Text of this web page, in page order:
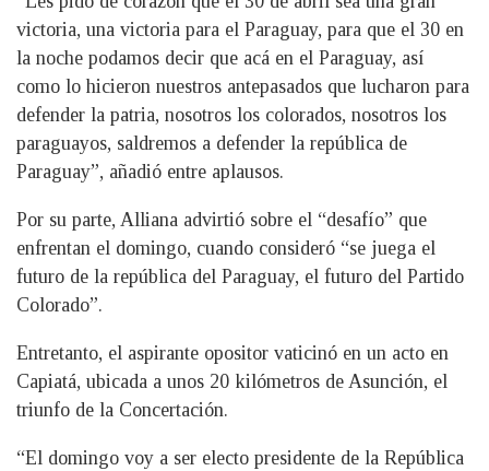
victoria, una victoria para el Paraguay, para que el 30 en
la noche podamos decir que acá en el Paraguay, así
como lo hicieron nuestros antepasados que lucharon para
defender la patria, nosotros los colorados, nosotros los
paraguayos, saldremos a defender la república de
Paraguay”, añadió entre aplausos.
Por su parte, Alliana advirtió sobre el “desafío” que
enfrentan el domingo, cuando consideró “se juega el
futuro de la república del Paraguay, el futuro del Partido
Colorado”.
Entretanto, el aspirante opositor vaticinó en un acto en
Capiatá, ubicada a unos 20 kilómetros de Asunción, el
triunfo de la Concertación.
“El domingo voy a ser electo presidente de la República